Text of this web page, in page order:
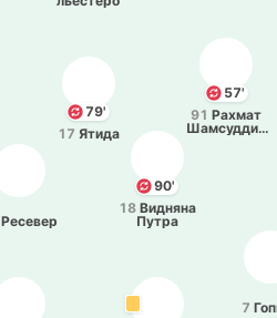
7
57'
91 Рахмат
Ша­мсу­ддин
79'
17 Ятида
90'
18 Ви­дня­на
Путра
Ре­се­вер